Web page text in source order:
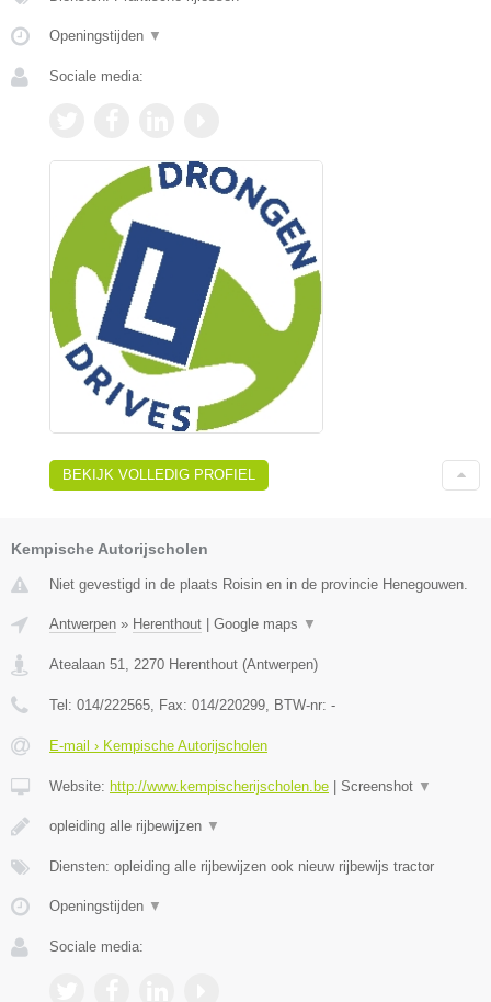
Openingstijden ▼
Sociale media:
BEKIJK VOLLEDIG PROFIEL
Kempische Autorijscholen
Niet gevestigd in de plaats Roisin en in de provincie Henegouwen.
Antwerpen » Herenthout | Google maps ▼
Atealaan 51 2270 Herenthout (Antwerpen)
Tel: 014/222565 , Fax: 014/220299 , BTW-nr: -
E-mail › Kempische Autorijscholen
Website: http://www.kempischerijscholen.be | Screenshot ▼
opleiding alle rijbewijzen ▼
Diensten: opleiding alle rijbewijzen ook nieuw rijbewijs tractor
Openingstijden ▼
Sociale media: